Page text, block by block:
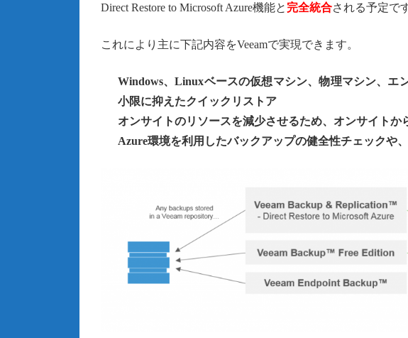
Direct Restore to Microsoft Azure機能と 完全統合される予定で
これにより主に下記内容をVeeamで実現できます。
Windows、Linuxベースの仮想マシン、物理マシン、エ
小限に抑えたクイックリストア
オンサイトのリソースを減少させるため、オンサイト
Azure環境を利用したバックアップの健全性チェックや